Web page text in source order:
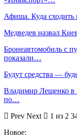
Афиша. Куда сходить
Медведев назвал
Бронеавтомобиль с
показали…
Будут средства —
Владимир Лещенко в
по…
Prev Next
1 из 2
Новое: